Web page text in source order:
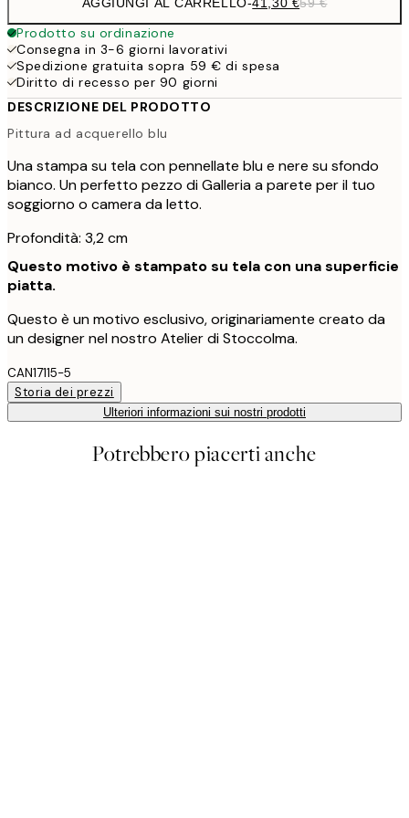
Prodotto su ordinazione
Consegna in 3-6 giorni lavorativi
Spedizione gratuita sopra 59 € di spesa
Diritto di recesso per 90 giorni
DESCRIZIONE DEL PRODOTTO
Pittura ad acquerello blu
Una stampa su tela con pennellate blu e nere su sfondo
bianco. Un perfetto pezzo di Galleria a parete per il tuo
soggiorno o camera da letto.
Profondità: 3,2 cm
Questo motivo è stampato su tela con una superficie
piatta.
Questo è un motivo esclusivo, originariamente creato da
un designer nel nostro Atelier di Stoccolma.
CAN17115-5
Storia dei prezzi
Ulteriori informazioni sui nostri prodotti
Potrebbero piacerti anche